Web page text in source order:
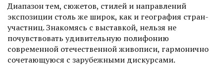
Диапазон тем, сюжетов, стилей и направлений
экспозиции столь же широк, как и география стран-
участниц. Знакомясь с выс­тавкой, нельзя не
почувствовать удивительную полифонию
современной отечественной живописи, гармонично
сочетающуюся с зарубежными дискурсами.